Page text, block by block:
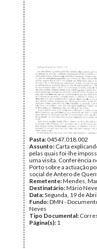
Pasta:04547.018.002
Assunto: Carta
pelas quais foi-lhe
uma visita. Conferência
Porto sobre a actuação
social de Antero de
Remetente:Mendes,
Destinatário:Mário
Data:Segunda, 19 de
Fundo:DMN -
Neves
Tipo Documental:
Página(s): 1